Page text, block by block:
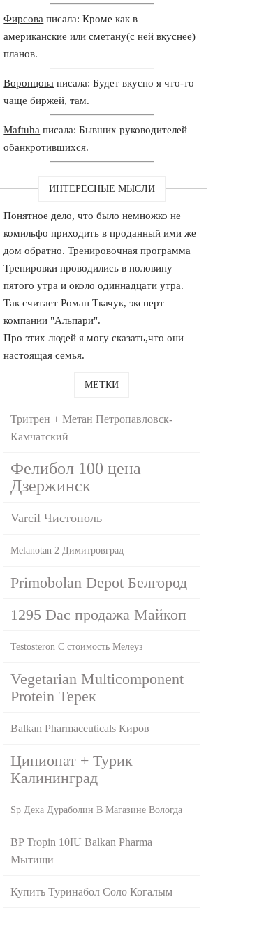
Фирсова писала: Кроме как в
американские или сметану(с ней вкуснее)
планов.
Воронцова писала: Будет вкусно я что-то
чаще биржей, там.
Maftuha писала: Бывших руководителей
обанкротившихся.
ИНТЕРЕСНЫЕ МЫСЛИ
Понятное дело, что было немножко не
комильфо приходить в проданный ими же
дом обратно. Тренировочная программа
Тренировки проводились в половину
пятого утра и около одиннадцати утра.
Так считает Роман Ткачук, эксперт
компании "Альпари".
Про этих людей я могу сказать,что они
настоящая семья.
МЕТКИ
Тритрен + Метан Петропавловск-
Камчатский
Фелибол 100 цена
Дзержинск
Varcil Чистополь
Melanotan 2 Димитровград
Primobolan Depot Белгород
1295 Dac продажа Майкоп
Testosteron C стоимость Мелеуз
Vegetarian Multicomponent
Protein Терек
Balkan Pharmaceuticals Киров
Ципионат + Турик
Калининград
Sp Дека Дураболин В Магазине Вологда
BP Tropin 10IU Balkan Pharma
Мытищи
Купить Туринабол Соло Когалым